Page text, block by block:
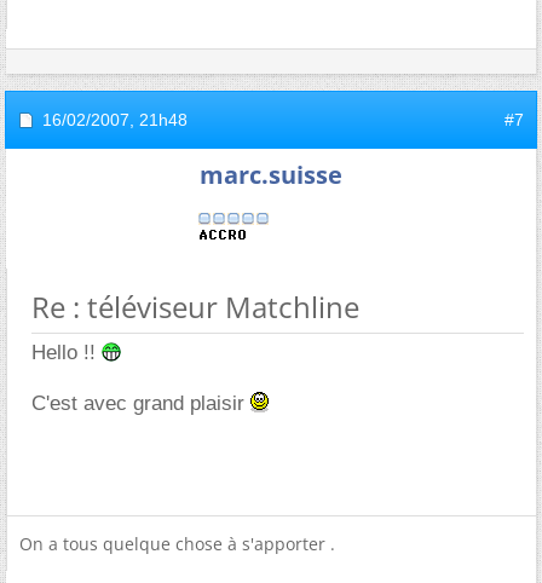
16/02/2007, 21h48 #7
marc.suisse
Re : téléviseur Matchline
Hello !!
C'est avec grand plaisir
On a tous quelque chose à s'apporter .